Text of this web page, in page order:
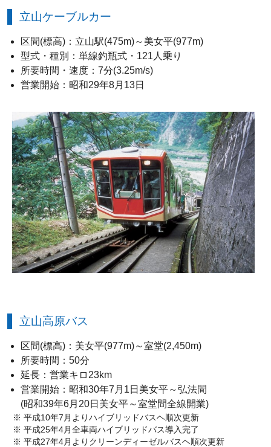
立山ケーブルカー
区間(標高)：立山駅(475m)～美女平(977m)
型式・種別：単線釣瓶式・121人乗り
所要時間・速度：7分(3.25m/s)
営業開始：昭和29年8月13日
立山高原バス
区間(標高)：美女平(977m)～室堂(2,450m)
所要時間：50分
延長：営業キロ23km
営業開始：昭和30年7月1日美女平～弘法間
(昭和39年6月20日美女平～室堂間全線開業)
※ 平成10年7月よりハイブリッドバスヘ順次更新
※ 平成25年4月全車両ハイブリッドバス導入完了
※ 平成27年4月よりクリーンディーゼルバスヘ順次更新